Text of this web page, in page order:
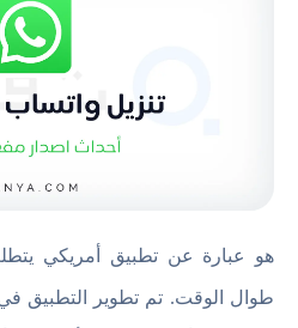
هو عبارة عن تطبيق أمريكي